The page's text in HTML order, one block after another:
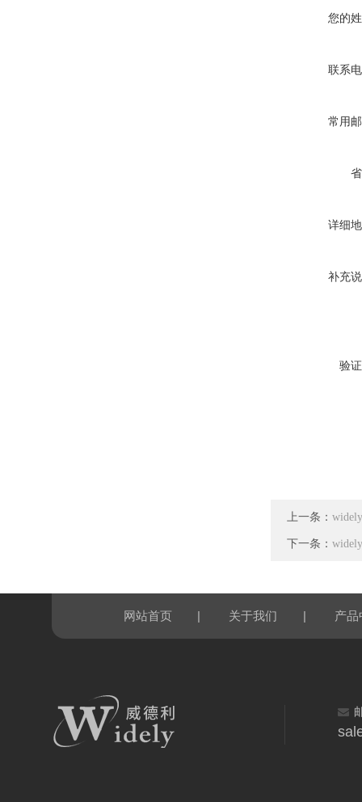
您的
联系
常用
详细
补充
验
上一条：
下一条：
网站首页 | 关于我们 | 产品